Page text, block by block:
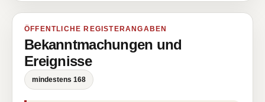
ÖFFENTLICHE REGISTERANGABEN
Bekanntmachungen und
Ereignisse
mindestens 168